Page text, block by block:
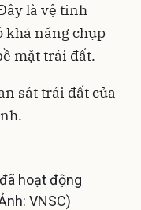
là vệ tinh
khả năng chụp
mặt trái đất.
sát trái đất của
hoạt động
VNSC)